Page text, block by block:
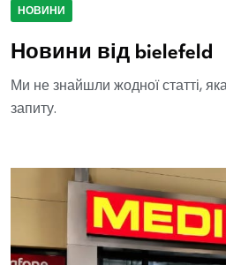
НОВИНИ
Новини від bielefeld
Ми не знайшли жодної статті,
запиту.